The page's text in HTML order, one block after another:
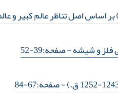
اساس اصل تناظر عالم کبیر و
فلز و شیشه- صفحه:39-52
- صفحه:67-84